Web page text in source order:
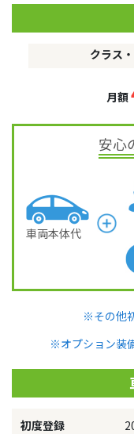
クラス
月額
安心
車両本体代
※その他
※オプション装
初度登録